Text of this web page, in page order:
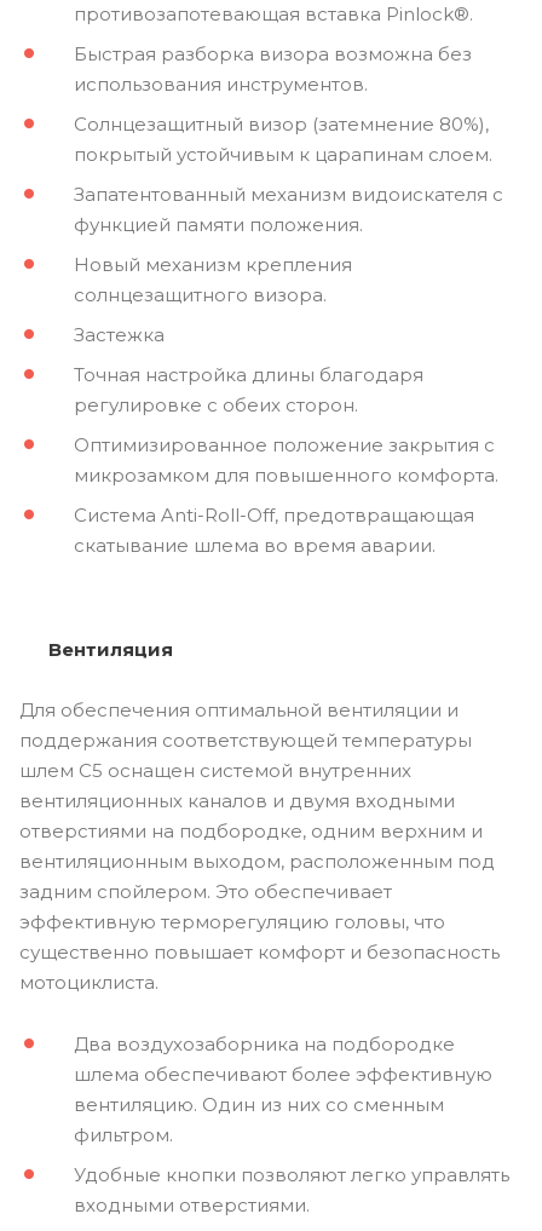
противозапотевающая вставка Pinlock®.
Быстрая разборка визора возможна без
использования инструментов.
Солнцезащитный визор (затемнение 80%),
покрытый устойчивым к царапинам слоем.
Запатентованный механизм видоискателя с
функцией памяти положения.
Новый механизм крепления
солнцезащитного визора.
Застежка
Точная настройка длины благодаря
регулировке с обеих сторон.
Оптимизированное положение закрытия с
микрозамком для повышенного комфорта.
Система Anti-Roll-Off, предотвращающая
скатывание шлема во время аварии.
Вентиляция
Для обеспечения оптимальной вентиляции и
поддержания соответствующей температуры
шлем С5 оснащен системой внутренних
вентиляционных каналов и двумя входными
отверстиями на подбородке, одним верхним и
вентиляционным выходом, расположенным под
задним спойлером. Это обеспечивает
эффективную терморегуляцию головы, что
существенно повышает комфорт и безопасность
мотоциклиста.
Два воздухозаборника на подбородке
шлема обеспечивают более эффективную
вентиляцию. Один из них со сменным
фильтром.
Удобные кнопки позволяют легко управлять
входными отверстиями.